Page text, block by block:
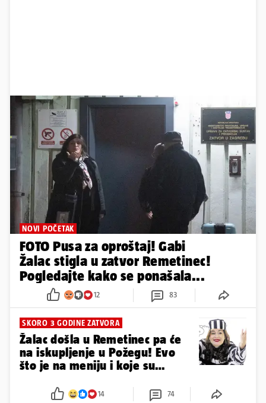
NOVI POČETAK
FOTO Pusa za oproštaj! Gabi
Žalac stigla u zatvor Remetinec!
Pogledajte kako se ponašala...
12 83
SKORO 3 GODINE ZATVORA
Žalac došla u Remetinec pa će
na iskupljenje u Požegu! Evo
što je na meniju i koje su
14 74